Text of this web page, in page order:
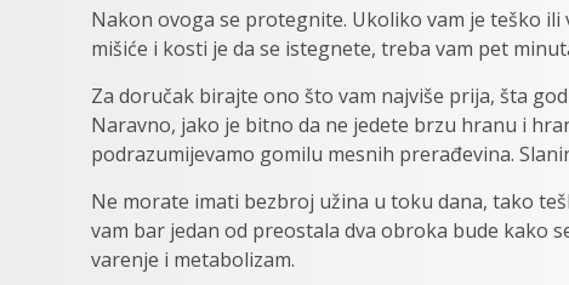
Nakon ovoga se protegnite. Ukoliko vam je teško
mišiće i kosti je da se istegnete, treba vam pet
Za doručak birajte ono što vam najviše prija, šta
Naravno, jako je bitno da ne jedete brzu hranu i
podrazumijevamo gomilu mesnih prerađevina.
Ne morate imati bezbroj užina u toku dana, tako
vam bar jedan od preostala dva obroka bude kako
varenje i metabolizam.